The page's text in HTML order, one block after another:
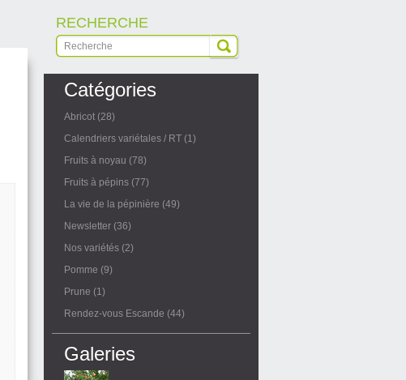
RECHERCHE
Catégories
Abricot (28)
Calendriers variétales / RT (1)
Fruits à noyau (78)
Fruits à pépins (77)
La vie de la pépinière (49)
Newsletter (36)
Nos variétés (2)
Pomme (9)
Prune (1)
Rendez-vous Escande (44)
Galeries